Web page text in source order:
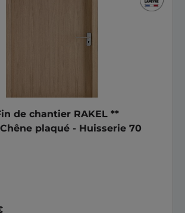
de chantier RAKEL **
plaqué - Huisserie 70